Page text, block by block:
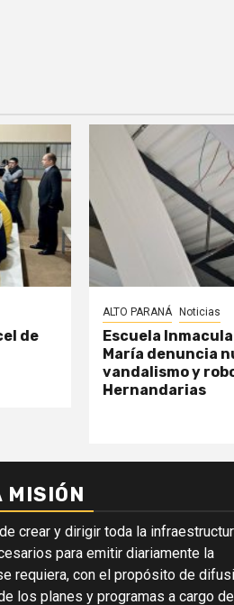
de
ALTO PARANÁ Noticias
Escuela
María denuncia
vandalismo y
Hernandarias
MISIÓN
crear y dirigir toda la
para emitir diariamente la
requiera, con el propósito de
los planes y programas a cargo